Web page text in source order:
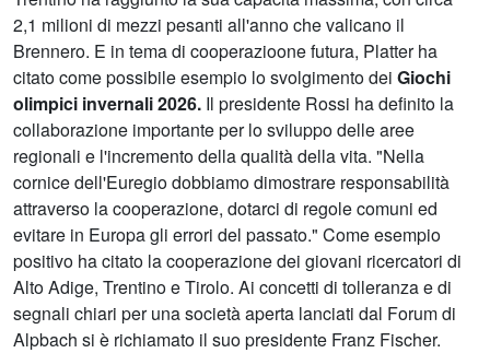
2,1 milioni di mezzi pesanti all'anno che valicano il
Brennero. E in tema di cooperazioone futura, Platter ha
citato come possibile esempio lo svolgimento dei Giochi
olimpici invernali 2026. Il presidente Rossi ha definito la
collaborazione importante per lo sviluppo delle aree
regionali e l'incremento della qualità della vita. "Nella
cornice dell'Euregio dobbiamo dimostrare responsabilità
attraverso la cooperazione, dotarci di regole comuni ed
evitare in Europa gli errori del passato." Come esempio
positivo ha citato la cooperazione dei giovani ricercatori di
Alto Adige, Trentino e Tirolo. Ai concetti di tolleranza e di
segnali chiari per una società aperta lanciati dal Forum di
Alpbach si è richiamato il suo presidente Franz Fischer.